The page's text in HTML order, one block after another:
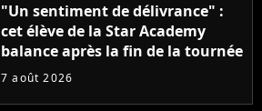
"Un sentiment de délivrance" :
cet élève de la Star Academy
balance après la fin de la tournée
7 août 2026